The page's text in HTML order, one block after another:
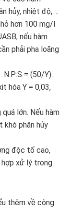
hủy, nhiệt độ,….
hơn 100 mg/l
nếu hàm
phải pha loãng
= (50/Y) :
hóa Y = 0,03,
lớn. Nếu hàm
khó phân hủy
độc tố cao,
xử lý trong
thêm về công